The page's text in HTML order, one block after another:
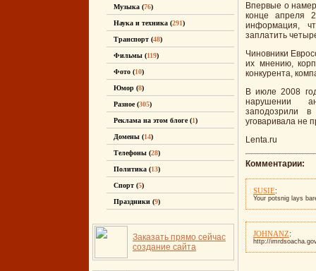
Музыка (76)
Наука и техника (291)
Транспорт (48)
Фильмы (119)
Фото (10)
Юмор (8)
Разное (305)
Реклама на этом блоге (1)
Домены (14)
Телефоны (28)
Политика (13)
Спорт (5)
Праздники (9)
Заказать прямо сейчас
создание сайта
Впервые о
конце апреля
информация,
заплатить
Чиновники
их мнению,
конкурента,
В июле 2008
нарушении
заподозрили
уговаривала не
Lenta.ru
Комментарии:
SUSIE:
Your potsnig lays
JOHNANZ:
http://